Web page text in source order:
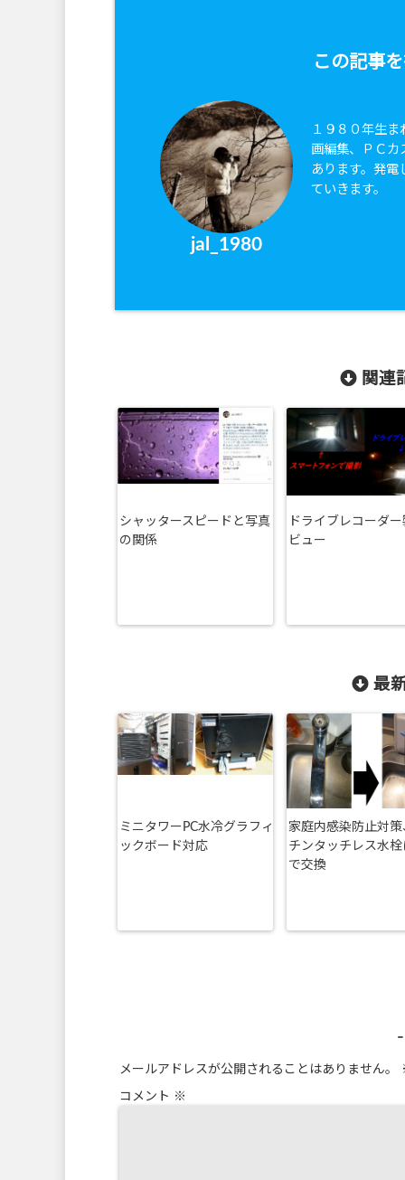
この記事
jal_1980
１９８０年生
画編集、ＰＣカ
あります。発電
ていきます。
関連
シャッタースピードと写真
の関係
ドライブレコーダ
ビュー
最
ミニタワーPC水冷グラフィ
ックボード対応
家庭内感染防止対策
チンタッチレス水
で交換
メールアドレスが公開されることはありません。
コメント ※